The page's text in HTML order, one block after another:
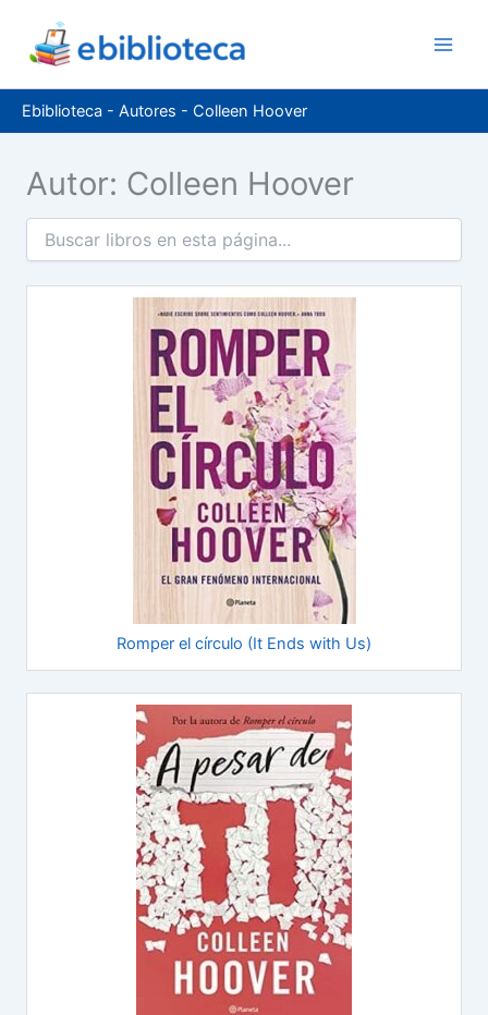
contenido
Ebiblioteca - Autores - Colleen Hoover
Autor: Colleen Hoover
Romper el círculo (It Ends with Us)